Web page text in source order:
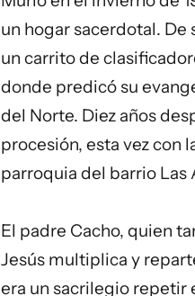
un hogar sacerdotal.
un carrito de
donde predicó su
del Norte. Diez años
procesión, esta vez con
parroquia del barrio Las
El padre Cacho, quien
Jesús multiplica y
era un sacrilegio repetir